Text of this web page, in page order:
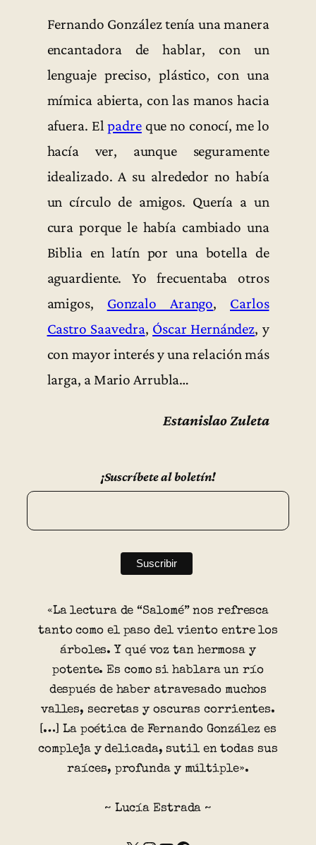
Fernando González tenía una manera
encantadora de hablar, con un
lenguaje preciso, plástico, con una
mímica abierta, con las manos hacia
afuera. Elpadreque no conocí, me lo
hacía ver, aunque seguramente
idealizado. A su alrededor no había
un círculo de amigos. Quería a un
cura porque le había cambiado una
Biblia en latín por una botella de
aguardiente. Yo frecuentaba otros
amigos, Gonzalo Arango, Carlos
Castro Saavedra, Óscar Hernández, y
con mayor interés y una relación más
larga, a Mario Arrubla…
Estanislao Zuleta
¡Suscríbete al boletín!
«La lectura de “Salomé” nos refresca
tanto como el paso del viento entre los
árboles. Y qué voz tan hermosa y
potente. Es como si hablara un río
después de haber atravesado muchos
valles, secretas y oscuras corrientes.
[…] La poética de Fernando González es
compleja y delicada, sutil en todas sus
raíces, profunda y múltiple».
~ Lucía Estrada ~